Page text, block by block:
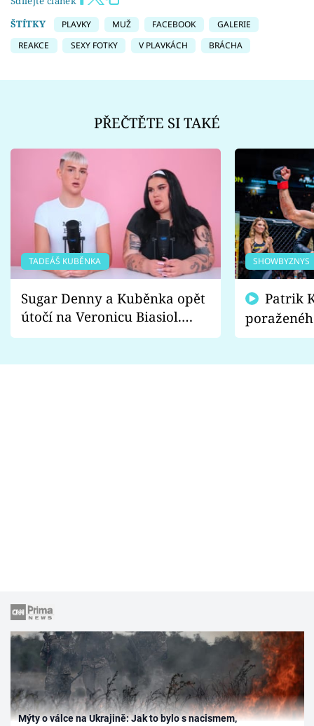
ŠTÍTKY
PLAVKY MUŽ FACEBOOK
GALERIE
REAKCE
SEXY FOTKY V PLAVKÁCH BRÁCHA
PŘEČTĚTE SI TAKÉ
TADEÁŠ KUBĚNKA
Sugar Denny a Kuběnka opět
útočí na Veronicu Biasiol.
Proč je podle nich falešná a
SHOWBYZNYS
fanoušci
Mýty o válce na Ukrajině: Jak to bylo s nacismem,